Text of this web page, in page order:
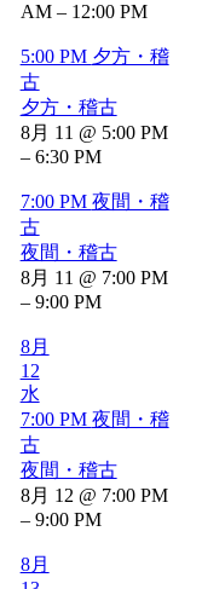
AM – 12:00 PM
5:00 PM 夕方・稽
古
夕方・稽古
8月 11 @ 5:00 PM
– 6:30 PM
7:00 PM 夜間・稽
古
夜間・稽古
8月 11 @ 7:00 PM
– 9:00 PM
8月
12
水
7:00 PM 夜間・稽
古
夜間・稽古
8月 12 @ 7:00 PM
– 9:00 PM
8月